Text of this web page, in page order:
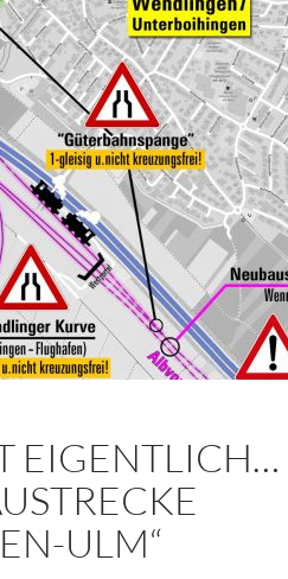
EIGENTLICH…
ULM“